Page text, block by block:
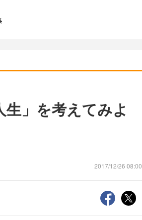
」を考えてみよ
2017/12/26 08:00